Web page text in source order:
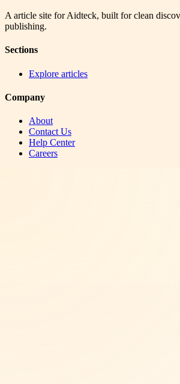
A article site for Aidteck, built for clean
publishing.
Sections
Explore articles
Company
About
Contact Us
Help Center
Careers